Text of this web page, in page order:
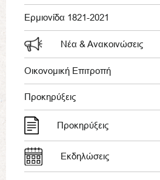
Ερμιονίδα 1821-2021
Νέα & Ανακοινώσεις
Οικονομική Επιτροπή
Προκηρύξεις
Προκηρύξεις
Εκδηλώσεις